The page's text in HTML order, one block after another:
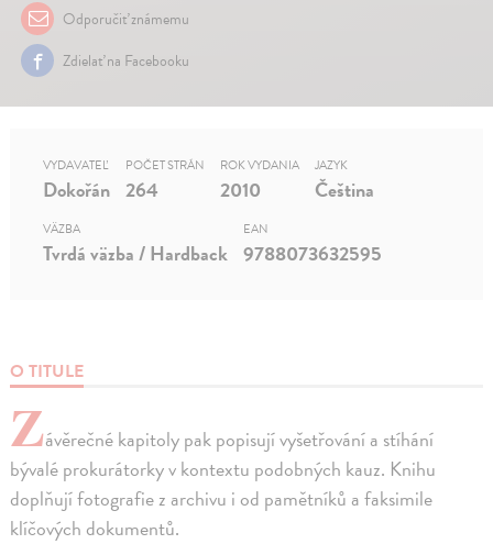
Odporučiť známemu
Zdielať na Facebooku
O TITULE
Závěrečné kapitoly pak popisují vyšetřování a stíhání
bývalé prokurátorky v kontextu podobných kauz. Knihu
doplňují fotografie z archivu i od pamětníků a faksimile
klíčových dokumentů.
VYDAVATEĽ
Dokořán
POČET STRÁN
264
ROK VYDANIA
2010
JAZYK
Čeština
VÄZBA
Tvrdá väzba / Hardback
EAN
9788073632595